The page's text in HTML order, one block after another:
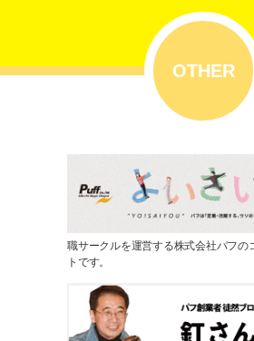
OTHER
職サークルを運営する株式会社パフの
トです。